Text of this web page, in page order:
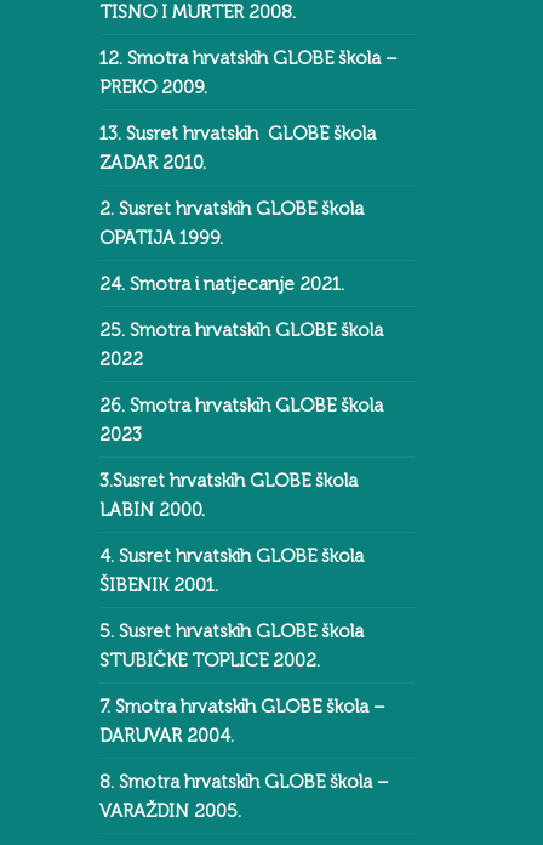
TISNO I MURTER 2008.
12. Smotra hrvatskih GLOBE škola –
PREKO 2009.
13. Susret hrvatskih GLOBE škola
ZADAR 2010.
2. Susret hrvatskih GLOBE škola
OPATIJA 1999.
24. Smotra i natjecanje 2021.
25. Smotra hrvatskih GLOBE škola
2022
26. Smotra hrvatskih GLOBE škola
2023
3.Susret hrvatskih GLOBE škola
LABIN 2000.
4. Susret hrvatskih GLOBE škola
ŠIBENIK 2001.
5. Susret hrvatskih GLOBE škola
STUBIČKE TOPLICE 2002.
7. Smotra hrvatskih GLOBE škola –
DARUVAR 2004.
8. Smotra hrvatskih GLOBE škola –
VARAŽDIN 2005.